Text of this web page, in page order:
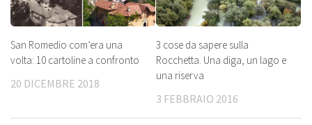
San Romedio com’era una
volta: 10 cartoline a confronto
20 DICEMBRE 2018
3 cose da sapere sulla
Rocchetta. Una diga, un lago e
una riserva
3 FEBBRAIO 2016